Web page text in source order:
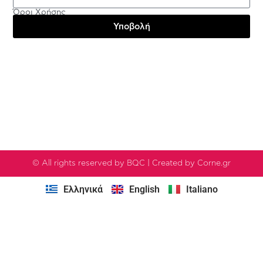
Όροι Χρήσης
Υποβολή
© All rights reserved by BQC | Created by Corne.gr
Ελληνικά English Italiano